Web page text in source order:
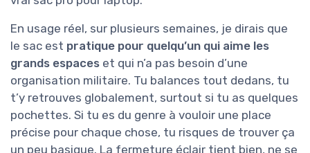
En usage réel, sur plusieurs semaines, je dirais que
le sac est pratique pour quelqu’un qui aime les
grands espaces et qui n’a pas besoin d’une
organisation militaire. Tu balances tout dedans, tu
t’y retrouves globalement, surtout si tu as quelques
pochettes. Si tu es du genre à vouloir une place
précise pour chaque chose, tu risques de trouver ça
un peu basique. La fermeture éclair tient bien, ne se